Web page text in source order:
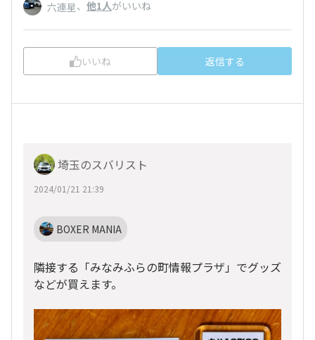
六連星、 他1人がいいね
いいね 返信する
埼玉のスバリスト
2024/01/21 21:39
BOXER MANIA
隣接する「みなみふらの町情報プラザ」でグッズ
などが買えます。